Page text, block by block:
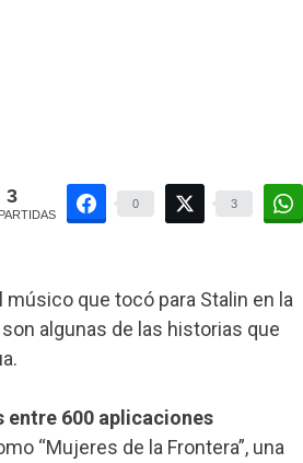
3 0 3
que tocó para Stalin en la
algunas de las historias que
entre 600 aplicaciones
“Mujeres de la Frontera”, una